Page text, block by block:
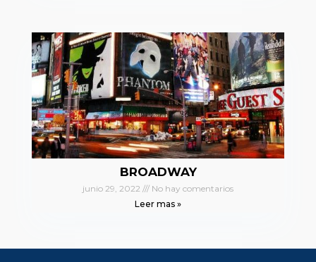
BROADWAY
junio 29, 2022
No hay comentarios
Leer mas »